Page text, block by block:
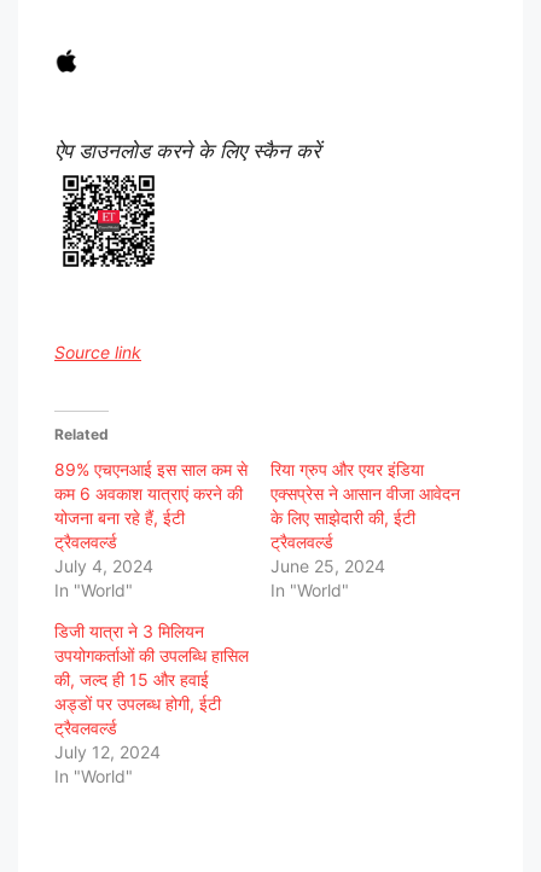
ऐप डाउनलोड करने के लिए स्कैन करें
Source link
Related
89% एचएनआई इस साल कम से
कम 6 अवकाश यात्राएं करने की
योजना बना रहे हैं, ईटी
ट्रैवलवर्ल्ड
July 4, 2024
In "World"
रिया ग्रुप और एयर इंडिया
एक्सप्रेस ने आसान वीजा आवेदन
के लिए साझेदारी की, ईटी
ट्रैवलवर्ल्ड
June 25, 2024
In "World"
डिजी यात्रा ने 3 मिलियन
उपयोगकर्ताओं की उपलब्धि हासिल
की, जल्द ही 15 और हवाई
अड्डों पर उपलब्ध होगी, ईटी
ट्रैवलवर्ल्ड
July 12, 2024
In "World"